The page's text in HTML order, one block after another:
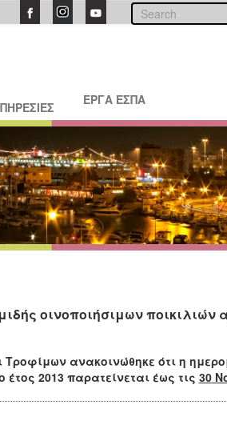
ΕΡΓΑ ΕΣΠΑ
οινοποιήσιμων ποικιλιών
Τροφίμων ανακοινώθηκε ότιη
έτος 2013 παρατείνεται έως τις 30